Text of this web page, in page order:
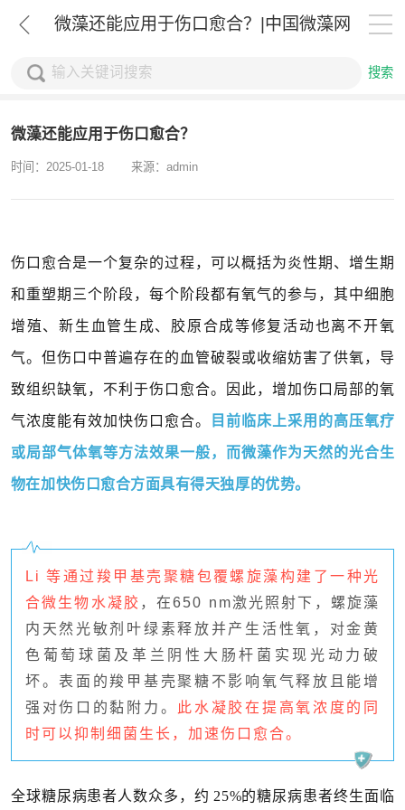
微藻还能应用于伤口愈合？|中国微藻网
搜索
微藻还能应用于伤口愈合？
时间：2025-01-18 来源：admin
伤口愈合是一个复杂的过程，可以概括为炎性期、增生期
和重塑期三个阶段，每个阶段都有氧气的参与，其中细胞
增殖、新生血管生成、胶原合成等修复活动也离不开氧
气。但伤口中普遍存在的血管破裂或收缩妨害了供氧，导
致组织缺氧，不利于伤口愈合。因此，增加伤口局部的氧
气浓度能有效加快伤口愈合。 目前临床上采用的高压氧疗
或局部气体氧等方法效果一般，而微藻作为天然的光合生
物在加快伤口愈合方面具有得天独厚的优势。
Li 等通过羧甲基壳聚糖包覆螺旋藻构建了一种光
合微生物水凝胶 ，在650 nm激光照射下，螺旋藻
内天然光敏剂叶绿素释放并产生活性氧，对金黄
色葡萄球菌及革兰阴性大肠杆菌实现光动力破
坏。表面的羧甲基壳聚糖不影响氧气释放且能增
强对伤口的黏附力。
此水凝胶在提高氧浓度的同
时可以抑制细菌生长，加速伤口愈合。
全球糖尿病患者人数众多，约 25%的糖尿病患者终生面临